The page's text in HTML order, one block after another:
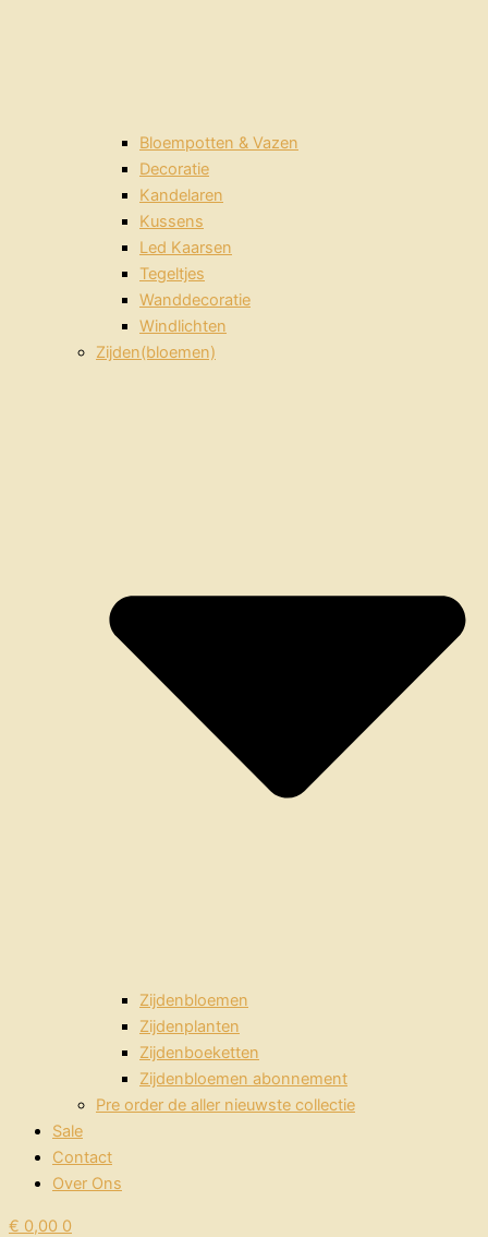
Bloempotten & Vazen
Decoratie
Kandelaren
Kussens
Led Kaarsen
Tegeltjes
Wanddecoratie
Windlichten
Zijden(bloemen)
Zijdenbloemen
Zijdenplanten
Zijdenboeketten
Zijdenbloemen abonnement
Pre order de aller nieuwste collectie
Sale
Contact
Over Ons
€ 0,00 0